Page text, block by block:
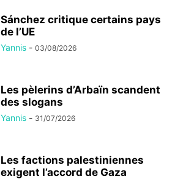
Sánchez critique certains pays
de l’UE
Yannis - 03/08/2026
Les pèlerins d’Arbaïn scandent
des slogans
Yannis - 31/07/2026
Les factions palestiniennes
exigent l’accord de Gaza